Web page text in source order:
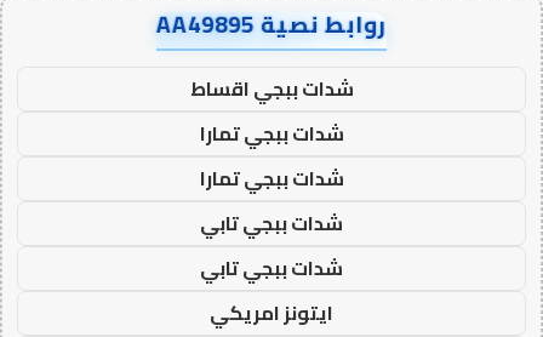
روابط نصية AA49895
شدات ببجي اقساط
شدات ببجي تمارا
شدات ببجي تمارا
شدات ببجي تابي
شدات ببجي تابي
ايتونز امريكي